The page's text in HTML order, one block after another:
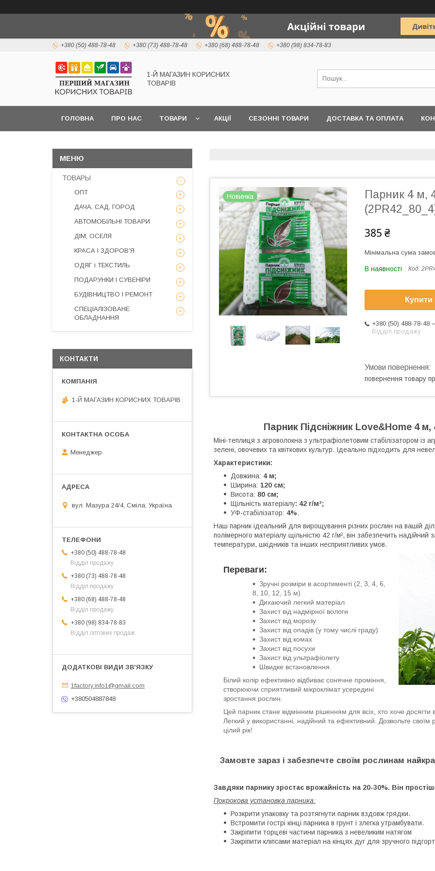
+380 (50) 488-78-48 +380 (73) 488-78-48 +380 (68) 488-78-48 +380 (98) 834-78-83
1-Й МАГАЗИН КОРИСНИХ
ТОВАРІВ
ГОЛОВНА ПРО НАС ТОВАРИ АКЦІЇ СЕЗОННІ ТОВАРИ ДОСТАВКА ТА ОПЛАТА
Новинка
Парник 4 м,
385 ₴
Мінімальна сума
В наявності Код:
Купити
+380 (50) 488-78-48
Відділ продажу
повернення товару
Парник Підсніжник Love&Home 4 м,
Міні-теплиця з агроволокна з ультрафіолетовим стабілізатором
зелені, овочевих та квіткових культур. Ідеально підходить для
Характеристики:
Довжина: 4 м;
Ширина: 120 см;
Висота: 80 см;
Щільність матеріалу: 42 г/м²;
УФ-стабілізатор: 4%.
Наш парник ідеальний для вирощування різних рослин на вашій
полімерного матеріалу щільністю 42 г/м², він забезпечить
температури, шкідників та інших несприятливих умов.
Переваги:
Зручні розміри в асортименті (2, 3, 4, 6,
8, 10, 12, 15 м)
Дихаючий легкий матеріал
Захист від надмірної вологи
Захист від морозу
Захист від опадів (у тому числі граду)
Захист від комах
Захист від посухи
Захист від ультрафіолету
Швидке встановлення.
Білий колір ефективно відбиває сонячне проміння,
створюючи сприятливий мікроклімат усередині
зростання рослин.
Цей парник стане відмінним рішенням для всіх, хто хоче
Легкий у використанні, надійний та ефективний. Дозвольте
цілий рік!
Замовте зараз і забезпечте своїм рослинам
Завдяки парнику зростає врожайність на 20-30%. Він
Покрокова установка парника:
Розкрити упаковку та розтягнути парник вздовж грядки.
Встромити гострі кінці парника в грунт і злегка утрамбувати.
Закріпити торцеві частини парника з невеликим натягом
Закріпити кліпсами матеріал на кінцях дуг для зручного
ТОВАРЫ
ОПТ
ДАЧА, САД, ГОРОД
АВТОМОБІЛЬНІ ТОВАРИ
ДІМ, ОСЕЛЯ
КРАСА І ЗДОРОВ'Я
ОДЯГ і ТЕКСТИЛЬ
ПОДАРУНКИ І СУВЕНІРИ
БУДІВНИЦТВО І РЕМОНТ
СПЕЦІАЛІЗОВАНЕ
ОБЛАДНАННЯ
КОНТАКТИ
1-Й МАГАЗИН КОРИСНИХ ТОВАРІВ
Менеджер
вул. Мазура 24/4, Сміла, Україна
+380 (50) 488-78-48
Відділ продажу
+380 (73) 488-78-48
Відділ продажу
+380 (68) 488-78-48
Відділ продажу
+380 (98) 834-78-83
Відділ оптових продаж
1factory.info1@gmail.com
+380504887848